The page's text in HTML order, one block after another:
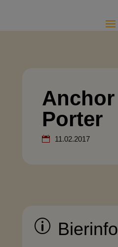
Anchor
Porter
11.02.2017
p Bierinfo